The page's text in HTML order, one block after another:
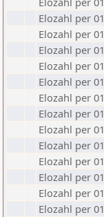
Elozahl per
Elozahl per
Elozahl per
Elozahl per
Elozahl per
Elozahl per
Elozahl per
Elozahl per
Elozahl per
Elozahl per
Elozahl per
Elozahl per
Elozahl per